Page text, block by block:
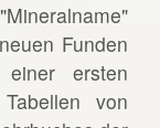
Funden
ersten
von